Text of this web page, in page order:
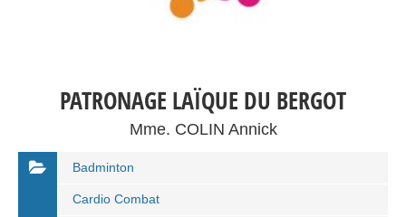
PATRONAGE LAÏQUE DU BERGOT
Mme. COLIN Annick
Badminton
Cardio Combat